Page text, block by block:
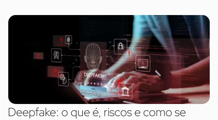
Deepfake: o que é, riscos e como se